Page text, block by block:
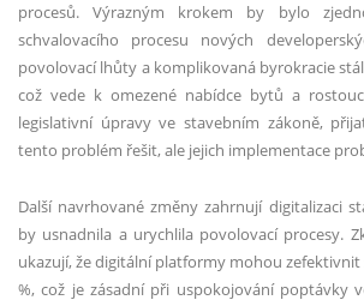
procesů. Výrazným krokem by bylo
schvalovacího procesu nových
povolovací lhůty a komplikovaná byrokracie
což vede k omezené nabídce bytů a
legislativní úpravy ve stavebním zákoně,
tento problém řešit, ale jejich implementace
Další navrhované změny zahrnují digitalizaci
by usnadnila a urychlila povolovací procesy.
ukazují, že digitální platformy mohou zefektivnit
%, což je zásadní při uspokojování poptávky